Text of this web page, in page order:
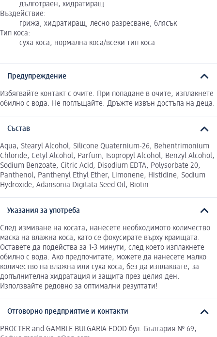
дълготраен, хидратиращ
Въздействие:
грижа, хидратиращ, лесно разресване, блясък
Тип коса:
суха коса, нормална коса/всеки тип коса
Предупреждение
Избягвайте контакт с очите. При попадане в очите, изплакнете
обилно с вода. Не поглъщайте. Дръжте извън достъпа на деца.
Състав
Aqua, Stearyl Alcohol, Silicone Quaternium-26, Behentrimonium
Chloride, Cetyl Alcohol, Parfum, Isopropyl Alcohol, Benzyl Alcohol,
Sodium Benzoate, Citric Acid, Disodium EDTA, Polysorbate 20,
Panthenol, Panthenyl Ethyl Ether, Limonene, Histidine, Sodium
Hydroxide, Adansonia Digitata Seed Oil, Biotin
Указания за употреба
След измиване на косата, нанесете необходимото количество
маска на влажна коса, като се фокусирате върху краищата.
Оставете да подейства за 1-3 минути, след което изплакнете
обилно с вода. Ако предпочитате, можете да нанесете малко
количество на влажна или суха коса, без да изплаквате, за
допълнителна хидратация и защита през целия ден.
Използвайте редовно за оптимални резултати!
Отговорно предприятие и контакти
PROCTER and GAMBLE BULGARIA EOOD бул. България № 69,